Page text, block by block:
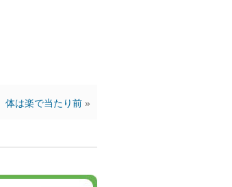
体は楽で当たり前 »